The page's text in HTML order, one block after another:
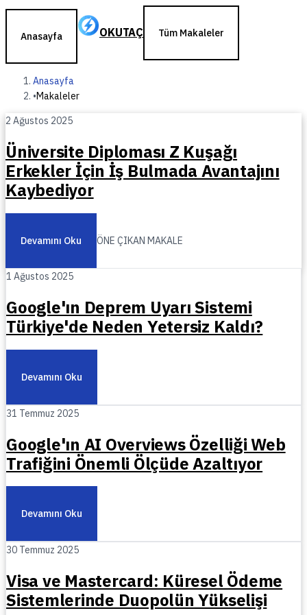
Anasayfa OKUTAÇ Tüm Makaleler
Anasayfa
•Makaleler
2 Ağustos 2025
Üniversite Diploması Z Kuşağı
Erkekler İçin İş Bulmada Avantajını
Kaybediyor
Devamını Oku ÖNE ÇIKAN MAKALE
1 Ağustos 2025
Google'ın Deprem Uyarı Sistemi
Türkiye'de Neden Yetersiz Kaldı?
Devamını Oku
31 Temmuz 2025
Google'ın AI Overviews Özelliği Web
Trafiğini Önemli Ölçüde Azaltıyor
Devamını Oku
30 Temmuz 2025
Visa ve Mastercard: Küresel Ödeme
Sistemlerinde Duopolün Yükselişi